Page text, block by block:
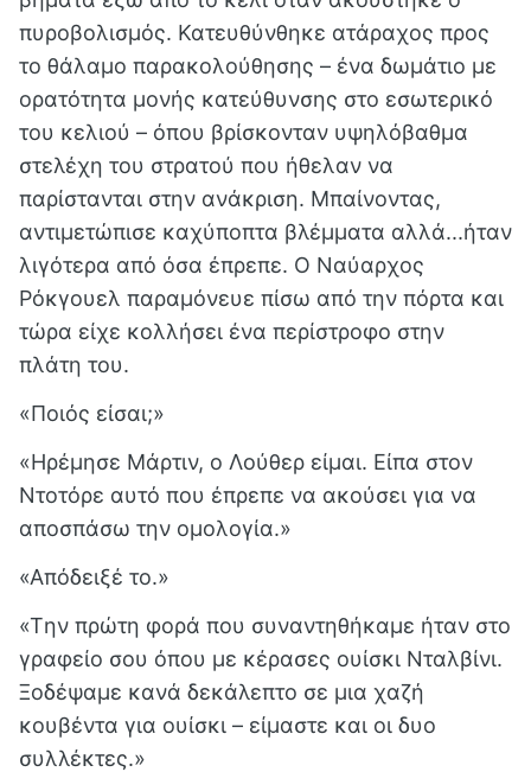
πυροβολισμός. Κατευθύνθηκε ατάραχος προς
το θάλαμο παρακολούθησης – ένα δωμάτιο με
ορατότητα μονής κατεύθυνσης στο εσωτερικό
του κελιού – όπου βρίσκονταν υψηλόβαθμα
στελέχη του στρατού που ήθελαν να
παρίστανται στην ανάκριση. Mπαίνοντας,
αντιμετώπισε καχύποπτα βλέμματα αλλά...ήταν
λιγότερα από όσα έπρεπε. Ο Ναύαρχος
Ρόκγουελ παραμόνευε πίσω από την πόρτα και
τώρα είχε κολλήσει ένα περίστροφο στην
πλάτη του.
«Ποιός είσαι;»
«Ηρέμησε Μάρτιν, ο Λούθερ είμαι. Είπα στον
Ντοτόρε αυτό που έπρεπε να ακούσει για να
αποσπάσω την ομολογία.»
«Απόδειξέ το.»
«Tην πρώτη φορά που συναντηθήκαμε ήταν στο
γραφείο σου όπου με κέρασες ουίσκι Νταλβίνι.
Ξοδέψαμε κανά δεκάλεπτο σε μια χαζή
κουβέντα για ουίσκι – είμαστε και οι δυο
συλλέκτες.»